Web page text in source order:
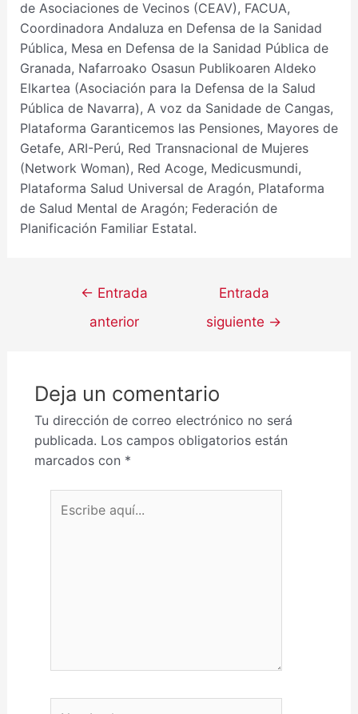
de Asociaciones de Vecinos (CEAV), FACUA,
Coordinadora Andaluza en Defensa de la Sanidad
Pública, Mesa en Defensa de la Sanidad Pública de
Granada, Nafarroako Osasun Publikoaren Aldeko
Elkartea (Asociación para la Defensa de la Salud
Pública de Navarra), A voz da Sanidade de Cangas,
Plataforma Garanticemos las Pensiones, Mayores de
Getafe, ARI-Perú, Red Transnacional de Mujeres
(Network Woman), Red Acoge, Medicusmundi,
Plataforma Salud Universal de Aragón, Plataforma
de Salud Mental de Aragón; Federación de
Planificación Familiar Estatal.
← Entrada
anterior
Entrada
siguiente →
Deja un comentario
Tu dirección de correo electrónico no será
publicada. Los campos obligatorios están
marcados con *